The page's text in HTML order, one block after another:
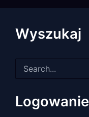
Wyszukaj
dla:
Logowanie